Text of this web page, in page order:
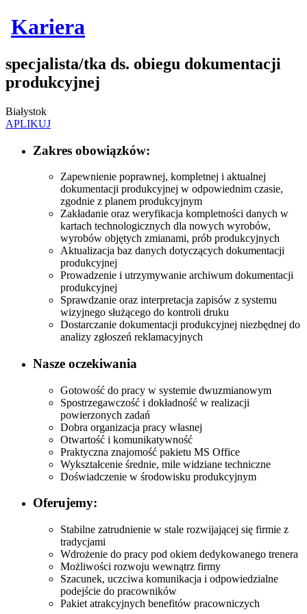
Kariera
specjalista/tka ds. obiegu dokumentacji
produkcyjnej
Białystok
APLIKUJ
Zakres obowiązków:
Zapewnienie poprawnej, kompletnej i aktualnej
dokumentacji produkcyjnej w odpowiednim czasie,
zgodnie z planem produkcyjnym
Zakładanie oraz weryfikacja kompletności danych w
kartach technologicznych dla nowych wyrobów,
wyrobów objętych zmianami, prób produkcyjnych
Aktualizacja baz danych dotyczących dokumentacji
produkcyjnej
Prowadzenie i utrzymywanie archiwum dokumentacji
produkcyjnej
Sprawdzanie oraz interpretacja zapisów z systemu
wizyjnego służącego do kontroli druku
Dostarczanie dokumentacji produkcyjnej niezbędnej do
analizy zgłoszeń reklamacyjnych
Nasze oczekiwania
Gotowość do pracy w systemie dwuzmianowym
Spostrzegawczość i dokładność w realizacji
powierzonych zadań
Dobra organizacja pracy własnej
Otwartość i komunikatywność
Praktyczna znajomość pakietu MS Office
Wykształcenie średnie, mile widziane techniczne
Doświadczenie w środowisku produkcyjnym
Oferujemy:
Stabilne zatrudnienie w stale rozwijającej się firmie z
tradycjami
Wdrożenie do pracy pod okiem dedykowanego trenera
Możliwości rozwoju wewnątrz firmy
Szacunek, uczciwa komunikacja i odpowiedzialne
podejście do pracowników
Pakiet atrakcyjnych benefitów pracowniczych